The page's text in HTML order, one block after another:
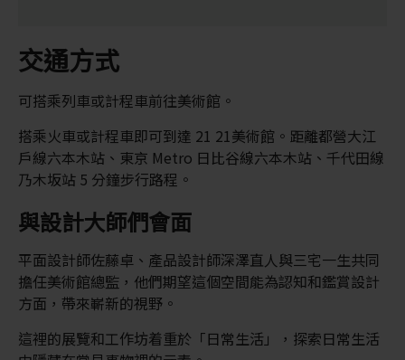
交通方式
可搭乘列車或計程車前往美術館。
搭乘火車或計程車即可到達 21 21美術館。距離都營大江
戶線六本木站、東京 Metro 日比谷線六本木站、千代田線
乃木坂站 5 分鐘步行路程。
與設計大師們會面
平面設計師佐藤卓、產品設計師深澤直人與三宅一生共同
擔任美術館總監，他們期望這個空間能為認知和鑑賞設計
方面，帶來嶄新的視野。
這裡的展覽和工作坊着重於「日常生活」，探索日常生活